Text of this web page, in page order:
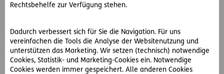
Rechtsbehelfe zur Verfügung stehen.
Dadurch verbessert sich für Sie die Navigation. Für uns
vereinfachen die Tools die Analyse der Websitenutzung und
unterstützen das Marketing. Wir setzen (technisch) notwendige
Cookies, Statistik- und Marketing-Cookies ein. Notwendige
Cookies werden immer gespeichert. Alle anderen Cookies
Gerade für Selbstständige kann ein krankheitsbedingter
Arbeitsausfall weitreichende Konsequenzen haben. Zum
Glück hat Matthias L. mit seinem D.A.S. Landwirtschafts-
Rechtsschutz vorgesorgt. In diesem ist der